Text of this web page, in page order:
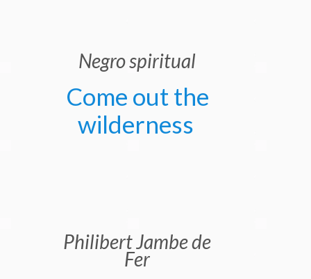
Negro spiritual
Come out the
wilderness
Philibert Jambe de
Fer